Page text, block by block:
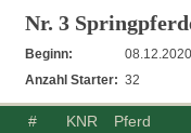
Nr. 3
Beginn:
Anzahl Starter: 32
# KNR Pferd